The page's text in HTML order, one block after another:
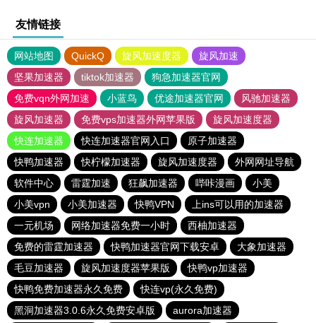
友情链接
网站地图 QuickQ 旋风加速度器
旋风加速
坚果加速器
tiktok加速器
狗急加速器官网
免费vqn外网加速
小蓝鸟 优途加速器官网
风驰加速器
旋风加速器
免费vps加速器外网苹果版
旋风加速度器
快连加速器
快连加速器官网入口
原子加速器
快鸭加速器
快柠檬加速器 旋风加速度器
外网网址导航
软件中心
雷霆加速 狂飙加速器 哔咔漫画
小美
小美vpn
小美加速器 快鸭VPN
上ins可以用的加速器
一元机场
网络加速器免费一小时
西柚加速器
免费的雷霆加速器
快鸭加速器官网下载安卓
大象加速器
毛豆加速器
旋风加速度器苹果版
快鸭vp加速器
快鸭免费加速器永久免费
快连vp(永久免费)
黑洞加速器3.0.6永久免费安卓版
aurora加速器